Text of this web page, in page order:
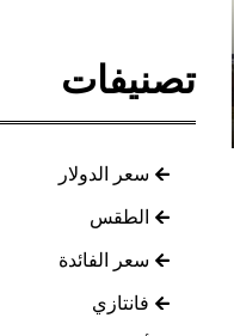
تصنيفات
سعر الدولار
الطقس
سعر الفائدة
فانتازي